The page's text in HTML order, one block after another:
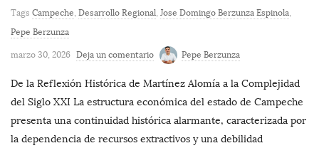
Tags Campeche Desarrollo Regional Jose Domingo Berzunza Espinola
Pepe Berzunza
marzo 30, 2026 Deja un comentario Pepe Berzunza
De la Reflexión Histórica de Martínez Alomía a la Complejidad
del Siglo XXI La estructura económica del estado de Campeche
presenta una continuidad histórica alarmante, caracterizada por
la dependencia de recursos extractivos y una debilidad